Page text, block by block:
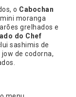
o Cabochan
moranga
grelhados e
do Chef
sashimis de
jow de codorna,